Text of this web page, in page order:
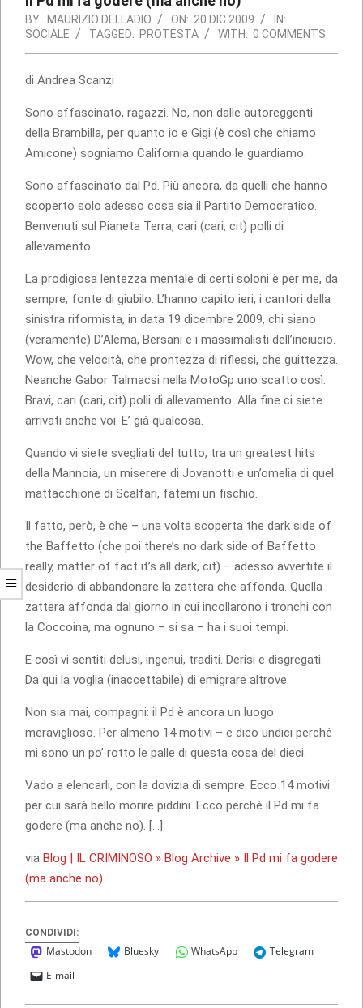
BY: MAURIZIO DELLADIO ON: 20 DIC 2009
IN:
SOCIALE
TAGGED: PROTESTA WITH: 0 COMMENTS
di Andrea Scanzi
Sono affascinato, ragazzi. No, non dalle autoreggenti
della Brambilla, per quanto io e Gigi (è così che chiamo
Amicone) sogniamo California quando le guardiamo.
Sono affascinato dal Pd. Più ancora, da quelli che hanno
scoperto solo adesso cosa sia il Partito Democratico.
Benvenuti sul Pianeta Terra, cari (cari, cit) polli di
allevamento.
La prodigiosa lentezza mentale di certi soloni è per me, da
sempre, fonte di giubilo. L’hanno capito ieri, i cantori della
sinistra riformista, in data 19 dicembre 2009, chi siano
(veramente) D’Alema, Bersani e i massimalisti dell’inciucio.
Wow, che velocità, che prontezza di riflessi, che guittezza.
Neanche Gabor Talmacsi nella MotoGp uno scatto così.
Bravi, cari (cari, cit) polli di allevamento. Alla fine ci siete
arrivati anche voi. E’ già qualcosa.
Quando vi siete svegliati del tutto, tra un greatest hits
della Mannoia, un miserere di Jovanotti e un’omelia di quel
mattacchione di Scalfari, fatemi un fischio.
Il fatto, però, è che – una volta scoperta the dark side of
the Baffetto (che poi there’s no dark side of Baffetto
really, matter of fact it’s all dark, cit) – adesso avvertite il
desiderio di abbandonare la zattera che affonda. Quella
zattera affonda dal giorno in cui incollarono i tronchi con
la Coccoina, ma ognuno – si sa – ha i suoi tempi.
E così vi sentiti delusi, ingenui, traditi. Derisi e disgregati.
Da qui la voglia (inaccettabile) di emigrare altrove.
Non sia mai, compagni: il Pd è ancora un luogo
meraviglioso. Per almeno 14 motivi – e dico undici perché
mi sono un po’ rotto le palle di questa cosa del dieci.
Vado a elencarli, con la dovizia di sempre. Ecco 14 motivi
per cui sarà bello morire piddini. Ecco perché il Pd mi fa
godere (ma anche no). […]
via Blog | IL CRIMINOSO » Blog Archive » Il Pd mi fa godere
(ma anche no)
CONDIVIDI:
Mastodon Bluesky WhatsApp
Telegram
E-mail